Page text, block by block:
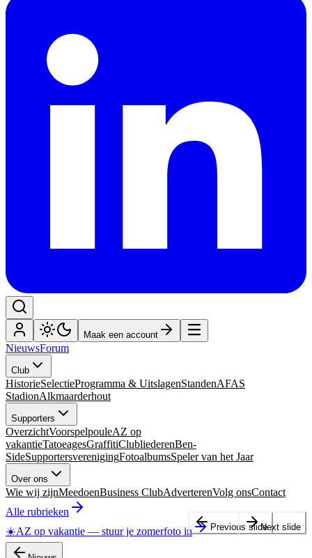
Maak een account
NieuwsForum
Club
HistorieSelectieProgramma & UitslagenStandenAFAS
StadionAlkmaarderhout
Supporters
OverzichtVoorspelpouleAZ op
vakantieTatoeagesGraffitiClubliederenBen-
SideSupportersverenigingFotoalbumsSpeler van het Jaar
Over ons
Wie wij zijnMeedoenBusiness ClubAdverterenVolg onsContact
Alle rubrieken
☀️AZ op vakantie — stuur je zomerfoto in Previous slideNext slide